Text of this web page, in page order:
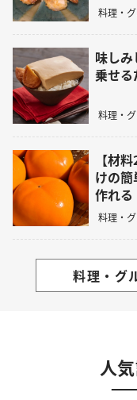
料理・
味し
乗せる
料理・
【材
けの
作れる
料理・
料理・グ
人